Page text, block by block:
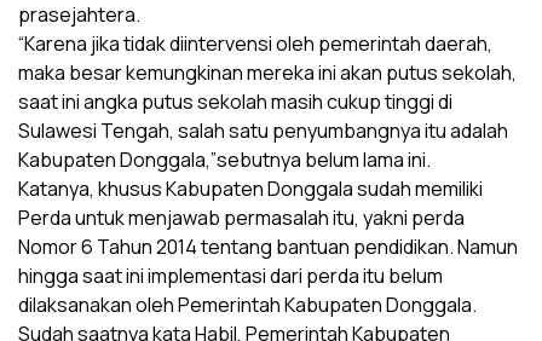
prasejahtera.
“Karena jika tidak diintervensi oleh pemerintah daerah,
maka besar kemungkinan mereka ini akan putus sekolah,
saat ini angka putus sekolah masih cukup tinggi di
Sulawesi Tengah, salah satu penyumbangnya itu adalah
Kabupaten Donggala,”sebutnya belum lama ini.
Katanya, khusus Kabupaten Donggala sudah memiliki
Perda untuk menjawab permasalah itu, yakni perda
Nomor 6 Tahun 2014 tentang bantuan pendidikan. Namun
hingga saat ini implementasi dari perda itu belum
dilaksanakan oleh Pemerintah Kabupaten Donggala.
Sudah saatnya kata Habil, Pemerintah Kabupaten